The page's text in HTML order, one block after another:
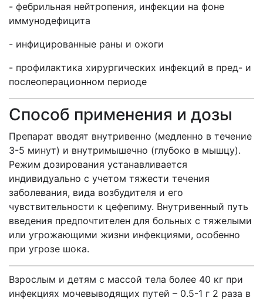
- фебрильная нейтропения, инфекции на фоне
иммунодефицита
- инфицированные раны и ожоги
- профилактика хирургических инфекций в пред- и
послеоперационном периоде
Способ применения и дозы
Препарат вводят внутривенно (медленно в течение
3-5 минут) и внутримышечно (глубоко в мышцу).
Режим дозирования устанавливается
индивидуально с учетом тяжести течения
заболевания, вида возбудителя и его
чувствительности к цефепиму. Внутривенный путь
введения предпочтителен для больных с тяжелыми
или угрожающими жизни инфекциями, особенно
при угрозе шока.
Взрослым и детям с массой тела более 40 кг при
инфекциях мочевыводящих путей – 0.5-1 г 2 раза в